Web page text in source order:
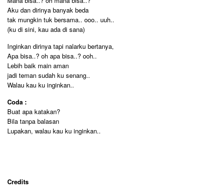
Aku dan dirinya banyak beda
tak mungkin tuk bersama.. ooo.. uuh..
(ku di sini, kau ada di sana)
Inginkan dirinya tapi nalarku bertanya,
Apa bisa..? oh apa bisa..? ooh..
Lebih baik main aman
jadi teman sudah ku senang..
Walau kau ku inginkan..
Coda :
Buat apa katakan?
Bila tanpa balasan
Lupakan, walau kau ku inginkan..
Credits